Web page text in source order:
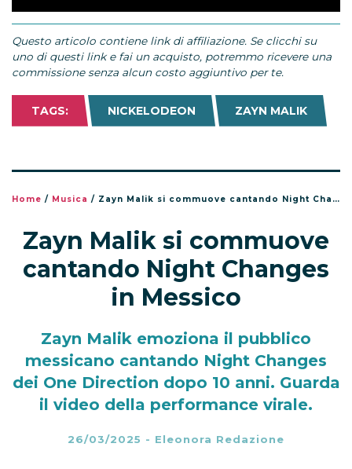
Questo articolo contiene link di affiliazione. Se clicchi su
uno di questi link e fai un acquisto, potremmo ricevere una
commissione senza alcun costo aggiuntivo per te.
TAGS: NICKELODEON ZAYN MALIK
Home / Musica / Zayn Malik si commuove cantando Night Changes in Messico
Zayn Malik si commuove
cantando Night Changes
in Messico
Zayn Malik emoziona il pubblico
messicano cantando Night Changes
dei One Direction dopo 10 anni. Guarda
il video della performance virale.
26/03/2025 - Eleonora Redazione